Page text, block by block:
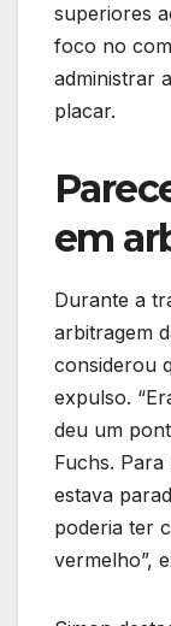
superiores
foco no
administrar
placar.
em
Durante a
arbitragem
considerou
expulso.
deu um
Fuchs.
estava
poderia ter
vermelho”,